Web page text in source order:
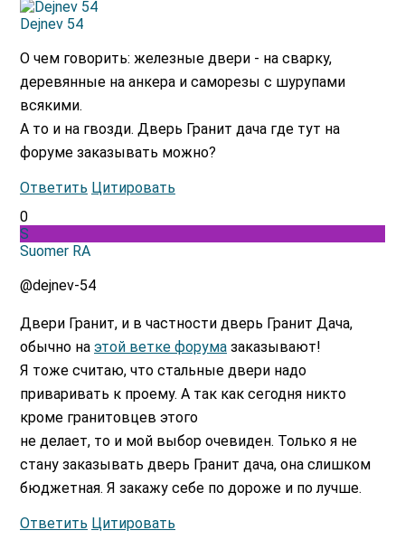
Dejnev 54
О чем говорить: железные двери - на сварку,
деревянные на анкера и саморезы с шурупами
всякими.
А то и на гвозди. Дверь Гранит дача где тут на
форуме заказывать можно?
Ответить Цитировать
0
S
Suomer RA
@dejnev-54
Двери Гранит, и в частности дверь Гранит Дача,
обычно на этой ветке форума заказывают!
Я тоже считаю, что стальные двери надо
приваривать к проему. А так как сегодня никто
кроме гранитовцев этого
не делает, то и мой выбор очевиден. Только я не
стану заказывать дверь Гранит дача, она слишком
бюджетная. Я закажу себе по дороже и по лучше.
Ответить Цитировать